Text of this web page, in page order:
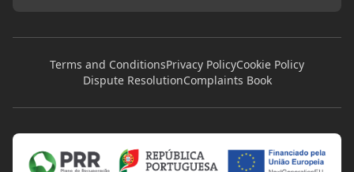
Terms and ConditionsPrivacy PolicyCookie Policy
Dispute ResolutionComplaints Book